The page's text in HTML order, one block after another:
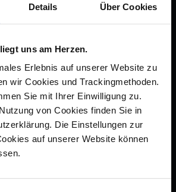
Details Über Cookies
uns am Herzen.
Erlebnis auf unserer Website zu
wir Cookies und Trackingmethoden.
Sie mit Ihrer Einwilligung zu.
von Cookies finden Sie in
Die Einstellungen zur
auf unserer Website können